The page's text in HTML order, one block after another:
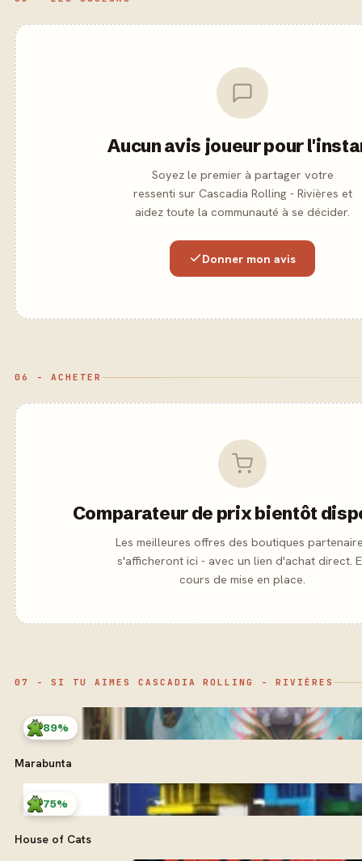
Aucun avis joueur pour
Soyez le premier à partager votre
ressenti sur Cascadia Rolling - Rivières et
aidez toute la communauté à se décider.
Donner mon avis
06 - ACHETER
Comparateur de prix bientôt
Les meilleures offres des boutiques
s'afficheront ici - avec un lien d'achat direct.
cours de mise en place.
07 - SI TU AIMES CASCADIA ROLLING - RIVIÈRES
89%
Marabunta
75%
House of Cats